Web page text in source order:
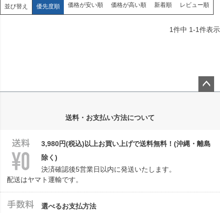
並び替え 優先度順 価格が安い順 価格が高い順 新着順 レビュー順
1件中 1-1件表示
送料・お支払い方法について
3,980円(税込)以上お買い上げで送料無料！(沖縄・離島
除く)
決済確認後5営業日以内に発送いたします。
配送はヤマト運輸です。
選べるお支払方法